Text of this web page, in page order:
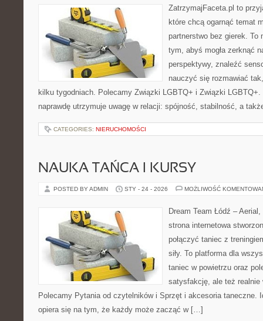
ZatrzymajFaceta.pl to
które chcą ogarnąć temat
partnerstwo bez gierek. To
tym, abyś mogła zerknąć
perspektywy, znaleźć
nauczyć się rozmawiać
kilku tygodniach. Polecamy Związki LGBTQ+ i Związki
naprawdę utrzymuje uwagę w relacji: spójność, stabilność, a
CATEGORIES: NIERUCHOMOŚCI
NAUKA TAŃCA I KURSY
POSTED BY ADMIN STY - 24 - 2026 MOŻLIWOŚĆ
Dream Team Łódź –
strona internetowa
połączyć taniec z
siły. To platforma dla
taniec w powietrzu oraz
satysfakcję, ale też realnie
Polecamy Pytania od czytelników i Sprzęt i akcesoria taneczne.
opiera się na tym, że każdy może zacząć w […]